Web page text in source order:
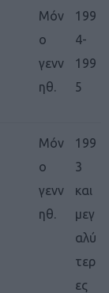
Μόν
ο
γενν
ηθ.
199
4-
199
5
Μόν
ο
γενν
ηθ.
199
3
και
μεγ
αλύ
τερ
ες